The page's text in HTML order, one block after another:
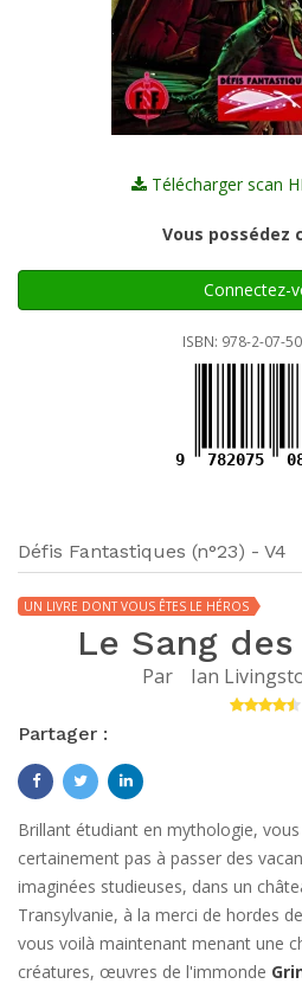
Télécharger scan
Vous possédez
Connectez-
ISBN: 978-2-07-
9 782075
Défis Fantastiques (n°23) - V4
UN LIVRE DONT VOUS ÊTES LE HÉROS
Le Sang
Par Ian
Partager :
Brillant étudiant en mythologie,
certainement pas à passer des
imaginées studieuses, dans un
Transylvanie, à la merci de hordes de
vous voilà maintenant menant une
créatures, œuvres de l'immonde